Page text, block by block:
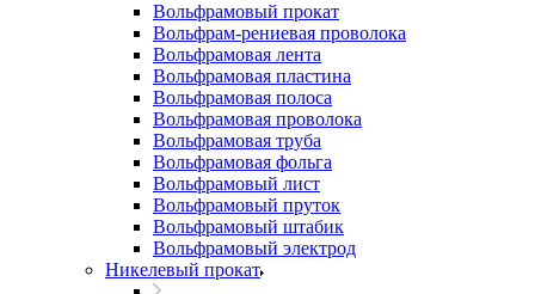
Вольфрамовый прокат
Вольфрам-рениевая проволока
Вольфрамовая лента
Вольфрамовая пластина
Вольфрамовая полоса
Вольфрамовая проволока
Вольфрамовая труба
Вольфрамовая фольга
Вольфрамовый лист
Вольфрамовый пруток
Вольфрамовый штабик
Вольфрамовый электрод
Никелевый прокат